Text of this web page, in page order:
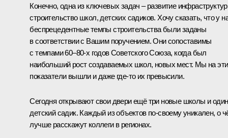
Конечно, одна из ключевых задач – развитие
строительство школ, детских садиков. Хочу сказать, что у
беспрецедентные темпы строительства были заданы
в соответствии с Вашим поручением. Они сопоставимы
с темпами 60–80-х годов Советского Союза, когда был
наибольший рост создаваемых школ, новых мест. Мы на эти
показатели вышли и даже где-то их превысили.
Сегодня открывают свои двери ещё три новые школы и один
детский садик. Каждый из объектов по-своему уникален, о
лучше расскажут коллеги в регионах.